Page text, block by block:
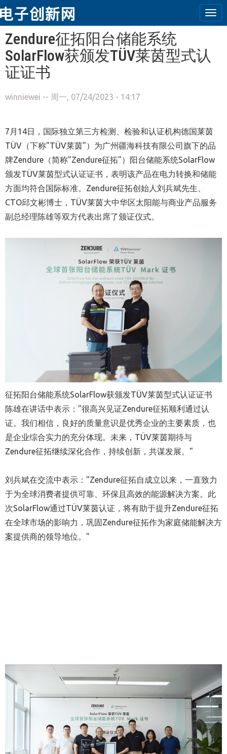
跳转到主要内容
Zendure征拓阳台储能系统
SolarFlow获颁发TÜV莱茵型式认
证证书
winniewei -- 周一, 07/24/2023 - 14:17
7月14日，国际独立第三方检测、检验和认证机构德国莱茵
TÜV（下称"TÜV莱茵"）为广州疆海科技有限公司旗下的品
牌Zendure（简称"Zendure征拓"）阳台储能系统SolarFlow
颁发TÜV莱茵型式认证证书，表明该产品在电力转换和储能
方面均符合国际标准。Zendure征拓创始人刘兵斌先生、
CTO邱文彬博士，TÜV莱茵大中华区太阳能与商业产品服务
副总经理陈雄等双方代表出席了颁证仪式。
征拓阳台储能系统SolarFlow获颁发TÜV莱茵型式认证证书
陈雄在讲话中表示："很高兴见证Zendure征拓顺利通过认
证。我们相信，良好的质量意识是优秀企业的主要素质，也
是企业综合实力的充分体现。未来，TÜV莱茵期待与
Zendure征拓继续深化合作，持续创新，共谋发展。"
刘兵斌在交流中表示："Zendure征拓自成立以来，一直致力
于为全球消费者提供可靠、环保且高效的能源解决方案。此
次SolarFlow通过TÜV莱茵认证，将有助于提升Zendure征拓
在全球市场的影响力，巩固Zendure征拓作为家庭储能解决方
案提供商的领导地位。"